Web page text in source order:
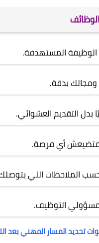
الوظيفة المستهدفة.
بدقة.
التقديم العشوائي.
متضيعش أي فرصة.
الملاحظات اللي
التوظيف.
تحديد المسار المهني بعد